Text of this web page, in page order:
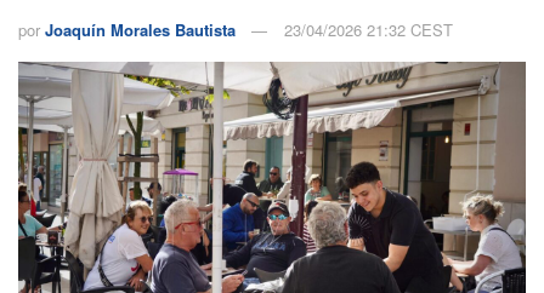
por Joaquín Morales Bautista 23/04/2026 21:32 CEST